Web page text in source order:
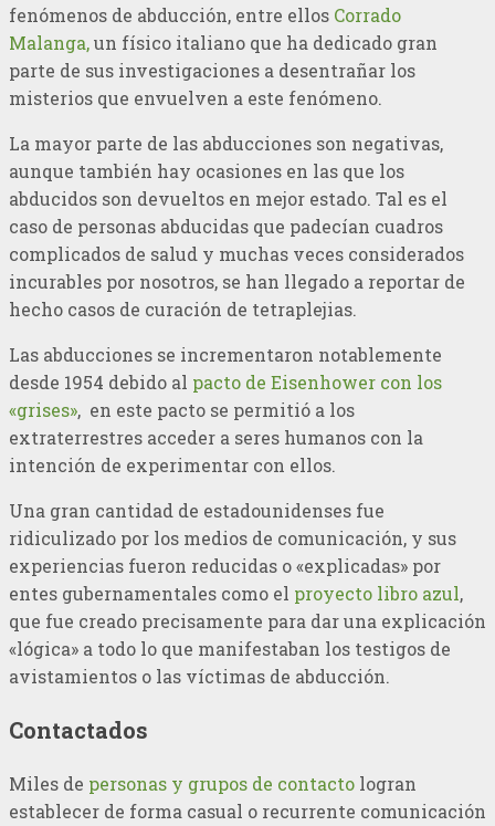
fenómenos de abducción, entre ellos Corrado
Malanga,un físico italiano que ha dedicado gran
parte de sus investigaciones a desentrañar los
misterios que envuelven a este fenómeno.
La mayor parte de las abducciones son negativas,
aunque también hay ocasiones en las que los
abducidos son devueltos en mejor estado. Tal es el
caso de personas abducidas que padecían cuadros
complicados de salud y muchas veces considerados
incurables por nosotros, se han llegado a reportar de
hecho casos de curación de tetraplejias.
Las abducciones se incrementaron notablemente
desde 1954 debido al pacto de Eisenhower con los
«grises», en este pacto se permitió a los
extraterrestres acceder a seres humanos con la
intención de experimentar con ellos.
Una gran cantidad de estadounidenses fue
ridiculizado por los medios de comunicación, y sus
experiencias fueron reducidas o «explicadas» por
entes gubernamentales como el proyecto libro azul,
que fue creado precisamente para dar una explicación
«lógica» a todo lo que manifestaban los testigos de
avistamientos o las víctimas de abducción.
Contactados
Miles de personas y grupos de contacto logran
establecer de forma casual o recurrente comunicación